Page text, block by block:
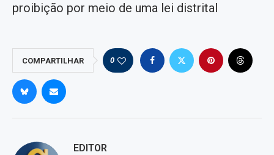
proibição por meio de uma lei distrital
COMPARTILHAR 0
EDITOR